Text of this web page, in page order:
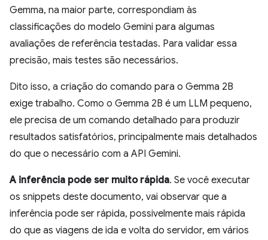
Gemma, na maior parte, correspondiam às
classificações do modelo Gemini para algumas
avaliações de referência testadas. Para validar essa
precisão, mais testes são necessários.
Dito isso, a criação do comando para o Gemma 2B
exige trabalho. Como o Gemma 2B é um LLM pequeno,
ele precisa de um comando detalhado para produzir
resultados satisfatórios, principalmente mais detalhados
do que o necessário com a API Gemini.
A inferência pode ser muito rápida. Se você executar
os snippets deste documento, vai observar que a
inferência pode ser rápida, possivelmente mais rápida
do que as viagens de ida e volta do servidor, em vários